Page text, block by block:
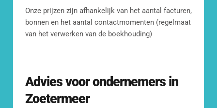
Fransenstraat 19,
3131 CC Vlaardingen
Onze prijzen zijn afhankelijk van het aantal facturen,
bonnen en het aantal contactmomenten (regelmaat
van het verwerken van de boekhouding)
Advies voor ondernemers in
Zoetermeer